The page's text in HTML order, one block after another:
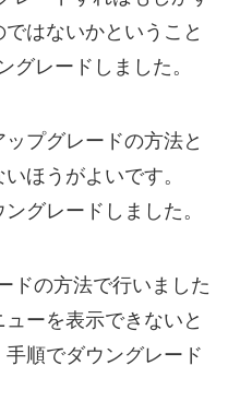
はないかということ
グレードしました。
プグレードの方法と
ほうがよいです。
グレードしました。
ドの方法で行いました
ーを表示できないと
順でダウングレード